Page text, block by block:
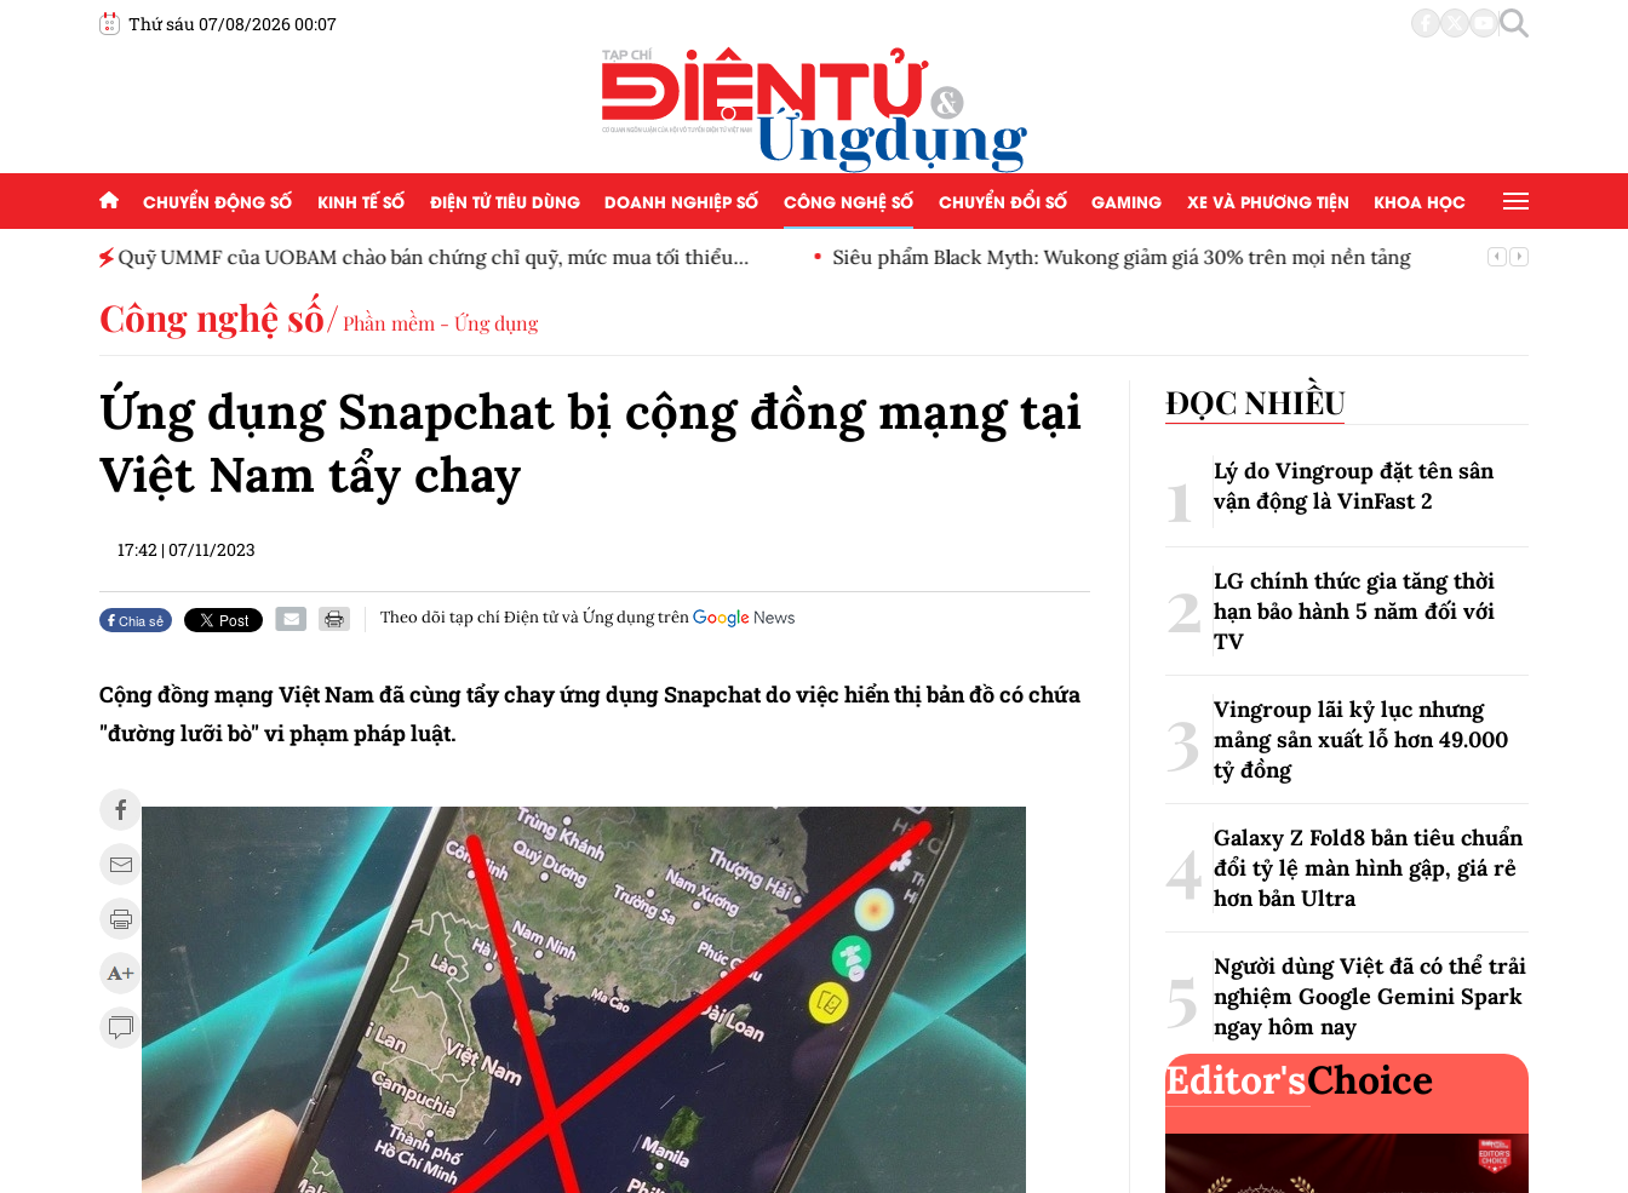
Thứ sáu 07/08/2026 00:07
CHUYỂN ĐỘNG SỐ KINH TẾ SỐ ĐIỆN TỬ TIÊU DÙNG DOANH NGHIỆP SỐ CÔNG NGHỆ SỐ CHUYỂN ĐỔI SỐ GAMING XE VÀ PHƯƠNG TIỆN KHOA HỌC
Quỹ UMMF của UOBAM chào bán chứng chỉ quỹ, mức mua tối thiểu
Siêu phẩm Black Myth: Wukong giảm giá 30% trên mọi nền tảng
Công nghệ số Phần mềm - Ứng dụng
Ứng dụng Snapchat bị cộng đồng mạng tại
Việt Nam tẩy chay
17:42 |07/11/2023
Chia sẻ Theo dõi tạp chí Điện tử và Ứng dụng trên
Cộng đồng mạng Việt Nam đã cùng tẩy chay ứng dụng Snapchat do việc hiển thị bản đồ có chứa
"đường lưỡi bò" vi phạm pháp luật.
ĐỌC NHIỀU
Lý do Vingroup đặt tên sân
vận động là VinFast2
LG chính thức gia tăng thời
hạn bảo hành 5 năm đối với
TV
Vingroup lãi kỷ lục nhưng
mảng sản xuất lỗ hơn 49.000
tỷ đồng
Galaxy Z Fold8 bản tiêu chuẩn
đổi tỷ lệ màn hình gập, giá rẻ
hơn bản Ultra
Người dùng Việt đã có thể trải
nghiệm Google Gemini Spark
ngay hôm nay
Editor'sChoice